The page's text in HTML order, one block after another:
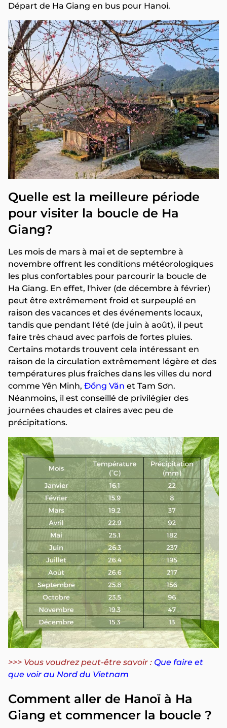
Départ de Ha Giang en bus pour Hanoi.
Quelle est la meilleure période
pour visiter la boucle de Ha
Giang?
Les mois de mars à mai et de septembre à
novembre offrent les conditions météorologiques
les plus confortables pour parcourir la boucle de
Ha Giang. En effet, l'hiver (de décembre à février)
peut être extrêmement froid et surpeuplé en
raison des vacances et des événements locaux,
tandis que pendant l'été (de juin à août), il peut
faire très chaud avec parfois de fortes pluies.
Certains motards trouvent cela intéressant en
raison de la circulation extrêmement légère et des
températures plus fraîches dans les villes du nord
comme Yên Minh, Đồng Văn et Tam Sơn.
Néanmoins, il est conseillé de privilégier des
journées chaudes et claires avec peu de
précipitations.
>>> Vous voudrez peut-être savoir : Que faire et
que voir au Nord du Vietnam
Comment aller de Hanoï à Ha
Giang et commencer la boucle ?